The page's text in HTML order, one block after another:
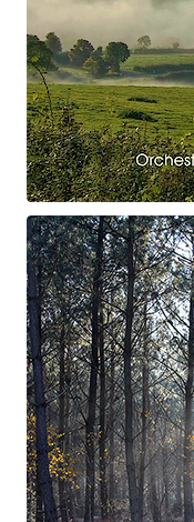
Claude Debussy
Le vent dans la